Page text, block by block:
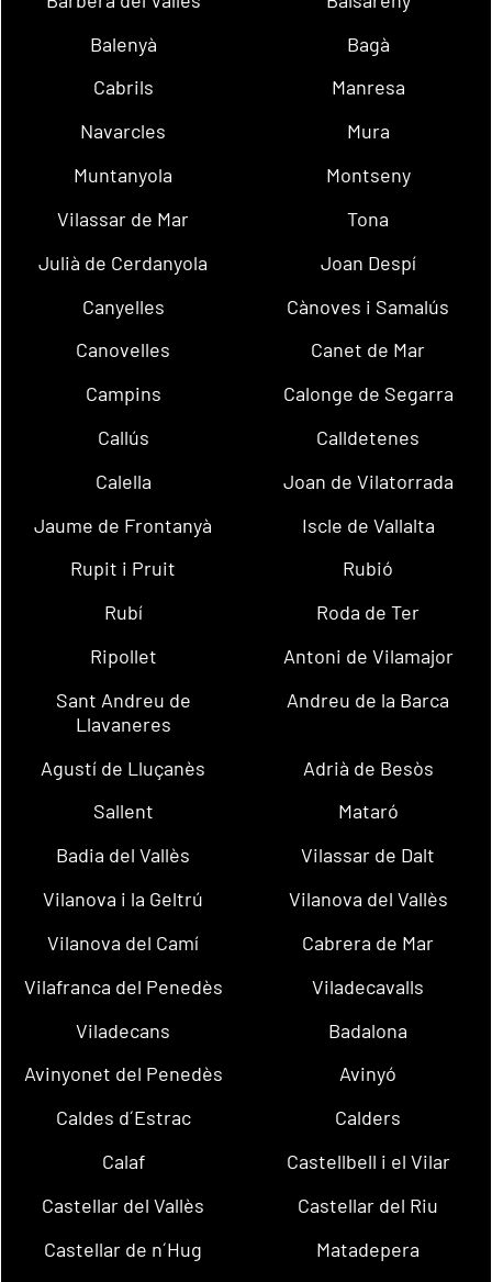
Balenyà
Bagà
Cabrils
Manresa
Navarcles
Mura
Muntanyola
Montseny
Vilassar de Mar
Tona
Julià de Cerdanyola
Joan Despí
Canyelles
Cànoves i Samalús
Canovelles
Canet de Mar
Campins
Calonge de Segarra
Callús
Calldetenes
Calella
Joan de Vilatorrada
Jaume de Frontanyà
Iscle de Vallalta
Rupit i Pruit
Rubió
Rubí
Roda de Ter
Ripollet
Antoni de Vilamajor
Sant Andreu de
Llavaneres
Andreu de la Barca
Agustí de Lluçanès
Adrià de Besòs
Sallent
Mataró
Badia del Vallès
Vilassar de Dalt
Vilanova i la Geltrú
Vilanova del Vallès
Vilanova del Camí
Cabrera de Mar
Vilafranca del Penedès
Viladecavalls
Viladecans
Badalona
Avinyonet del Penedès
Avinyó
Caldes d´Estrac
Calders
Calaf
Castellbell i el Vilar
Castellar del Vallès
Castellar del Riu
Castellar de n´Hug
Matadepera